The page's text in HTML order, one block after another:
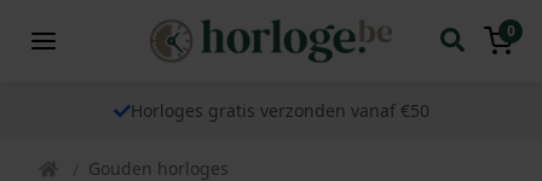
0
Horloges gratis verzonden vanaf €50
Gouden horloges